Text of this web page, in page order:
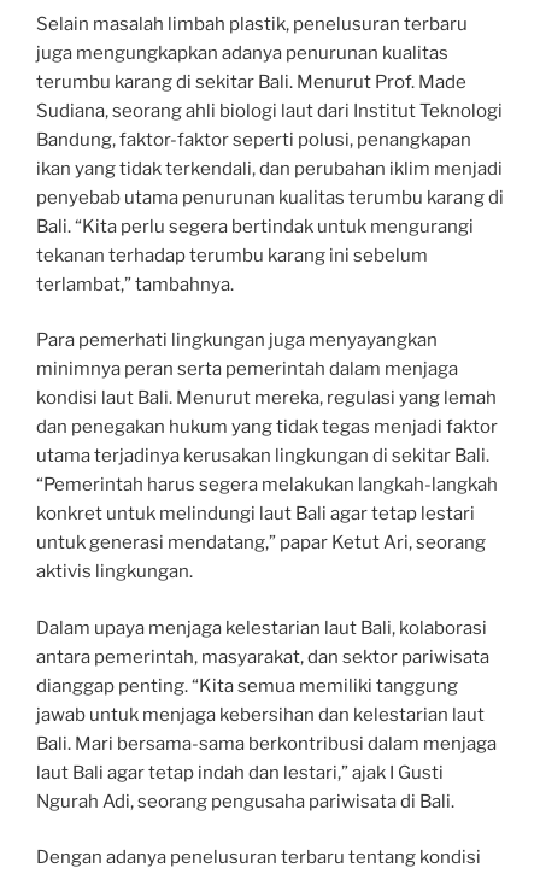
Selain masalah limbah plastik, penelusuran terbaru
juga mengungkapkan adanya penurunan kualitas
terumbu karang di sekitar Bali. Menurut Prof. Made
Sudiana, seorang ahli biologi laut dari Institut Teknologi
Bandung, faktor-faktor seperti polusi, penangkapan
ikan yang tidak terkendali, dan perubahan iklim menjadi
penyebab utama penurunan kualitas terumbu karang di
Bali. “Kita perlu segera bertindak untuk mengurangi
tekanan terhadap terumbu karang ini sebelum
terlambat,” tambahnya.
Para pemerhati lingkungan juga menyayangkan
minimnya peran serta pemerintah dalam menjaga
kondisi laut Bali. Menurut mereka, regulasi yang lemah
dan penegakan hukum yang tidak tegas menjadi faktor
utama terjadinya kerusakan lingkungan di sekitar Bali.
“Pemerintah harus segera melakukan langkah-langkah
konkret untuk melindungi laut Bali agar tetap lestari
untuk generasi mendatang,” papar Ketut Ari, seorang
aktivis lingkungan.
Dalam upaya menjaga kelestarian laut Bali, kolaborasi
antara pemerintah, masyarakat, dan sektor pariwisata
dianggap penting. “Kita semua memiliki tanggung
jawab untuk menjaga kebersihan dan kelestarian laut
Bali. Mari bersama-sama berkontribusi dalam menjaga
laut Bali agar tetap indah dan lestari,” ajak I Gusti
Ngurah Adi, seorang pengusaha pariwisata di Bali.
Dengan adanya penelusuran terbaru tentang kondisi